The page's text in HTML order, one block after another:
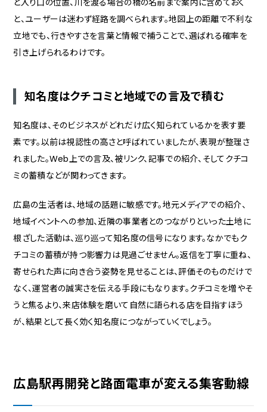
と、ユーザーは迷わず経路を調べられます。地図上の距離で不利な
立地でも、行きやすさを言葉と情報で補うことで、選ばれる確率を
引き上げられるわけです。
知名度はクチコミと地域での言及で積む
知名度は、そのビジネスがどれだけ広く知られているかを表す要
素です。以前は視認性の高さと呼ばれていましたが、表現が整理さ
れました。Web上での言及、被リンク、記事での紹介、そしてクチコ
ミの蓄積などが関わってきます。
広島の生活者は、地域の話題に敏感です。地元メディアでの紹介、
地域イベントへの参加、近隣の事業者とのつながりといった土地に
根ざした活動は、巡り巡って知名度の信号になります。なかでもク
チコミの蓄積が持つ影響力は見過ごせません。返信を丁寧に重ね、
寄せられた声に向き合う姿勢を見せることは、評価そのものだけで
なく、運営者の誠実さを伝える手段にもなります。クチコミを増やそ
うと焦るより、来店体験を磨いて自然に語られる店を目指すほう
が、結果として長く効く知名度につながっていくでしょう。
広島駅再開発と路面電車が変える集客動線